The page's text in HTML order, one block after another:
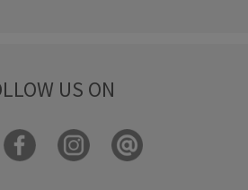
US ON